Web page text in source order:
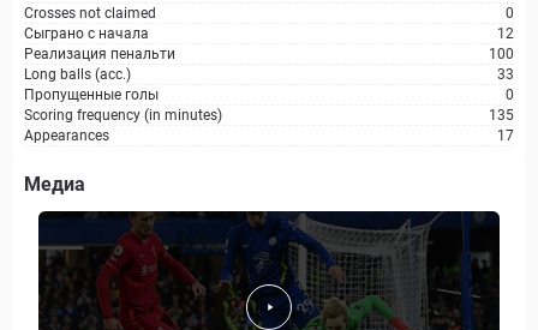
Crosses not claimed
0
Сыграно с начала
12
Реализация пенальти
100
Long balls (acc.)
33
Пропущенные голы
0
Scoring frequency (in minutes)
135
Appearances
17
Медиа